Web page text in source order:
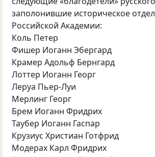
заполонившие историческое
Российской Академии:
Коль Петер
Фишер Иоганн Эбергард
Крамер Адольф Бернгард
Лоттер Иоганн Георг
Леруа Пьер-Луи
Мерлинг Георг
Брем Иоганн Фридрих
Таубер Иоганн Гаспар
Крузиус Христиан Готфрид
Модерах Карл Фридрих